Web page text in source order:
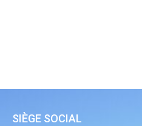
SIÈGE SOCIAL